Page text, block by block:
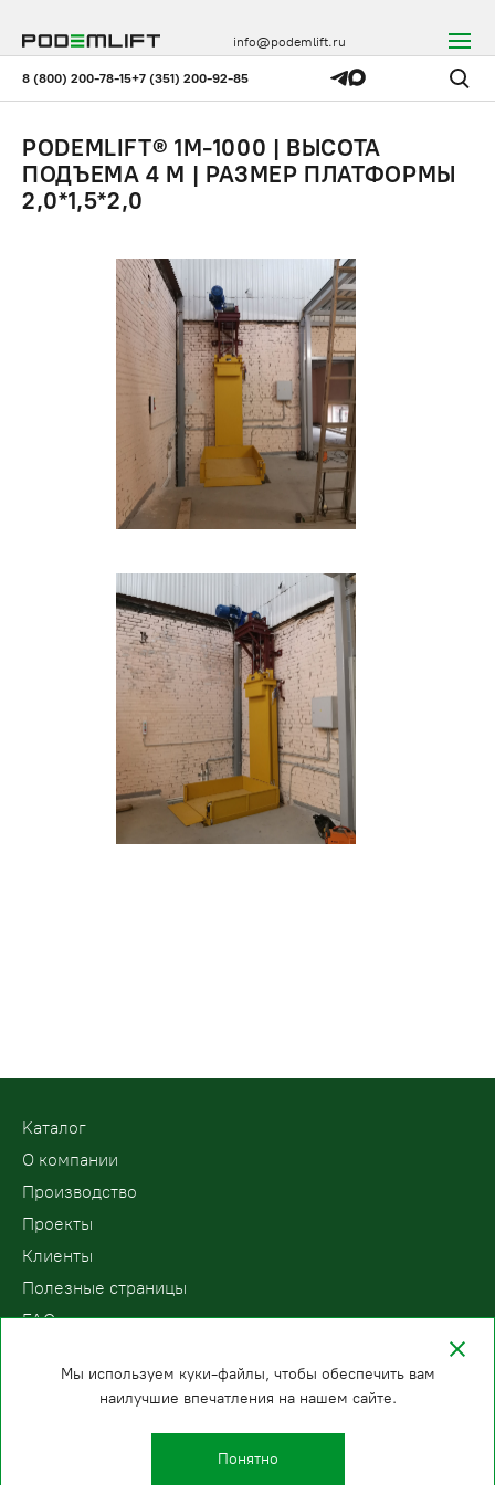
8 (800) 200-78-15+7 (351) 200-92-85
info@podemlift.ru
PODEMLIFT® 1M-1000 | ВЫСОТА
ПОДЪЕМА 4 М | РАЗМЕР ПЛАТФОРМЫ
2,0*1,5*2,0
Kаталог
О компании
Производство
Проекты
Клиенты
Полезные страницы
FAQ
8 (800) 200-78-15
Мы используем куки-файлы, чтобы обеспечить вам
наилучшие впечатления на нашем сайте.
Понятно